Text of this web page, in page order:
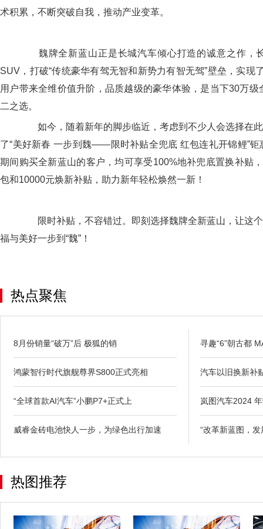
术积累，不断突破自我，推动产业变革。
魏牌全新蓝山正是长城汽车倾心打造的诚意之作，
SUV，打破“传统豪华有驾无智和新势力有智无驾”壁垒，实现
用户带来全维价值升阶，品质越级的豪华体验，是当下30万
二之选。
如今，随着新年的脚步临近，考虑到不少人会选择在此
了“美好新春 一步到魏——限时补贴全兜底 红包连礼开锦鲤”
期间购买全新蓝山的客户，均可享受100%地补兜底置换补贴
包和10000元焕新补贴，助力新年轻松焕然一新！
限时补贴，不容错过。即刻选择魏牌全新蓝山，让这个
福与美好一步到“魏”！
热点聚焦
8月份销量“破万”后 极狐的销
鸿蒙智行时代旗舰尊界S800正式亮相
“全球首款AI汽车”小鹏P7+正式上
威睿金砖电池快人一步，为绿色出行加速
寻趣“6”朝古都
汽车以旧换新补
岚图汽车2024
“改革新蓝图，
热图推荐